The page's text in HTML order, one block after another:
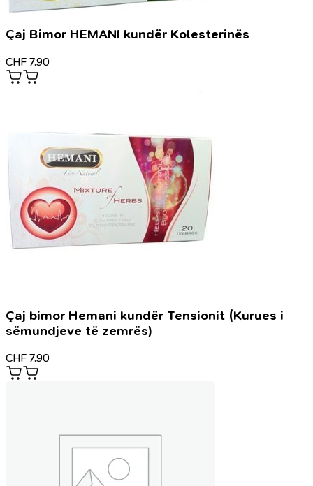
Çaj Bimor HEMANI kundër Kolesterinës
CHF 7.90
Çaj bimor Hemani kundër Tensionit (Kurues i
sëmundjeve të zemrës)
CHF 7.90